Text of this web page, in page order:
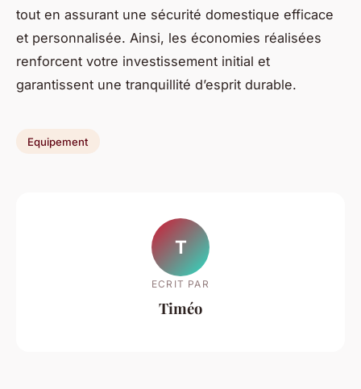
tout en assurant une sécurité domestique efficace
et personnalisée. Ainsi, les économies réalisées
renforcent votre investissement initial et
garantissent une tranquillité d’esprit durable.
Equipement
T
ECRIT PAR
Timéo